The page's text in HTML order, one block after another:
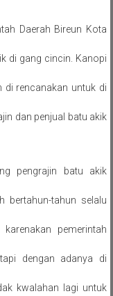
Daerah Bireun Kota
di gang cincin. Kanopi
di rencanakan untuk di
dan penjual batu akik
pengrajin batu akik
bertahun-tahun selalu
pemerintah
dengan adanya di
kwalahan lagi untuk